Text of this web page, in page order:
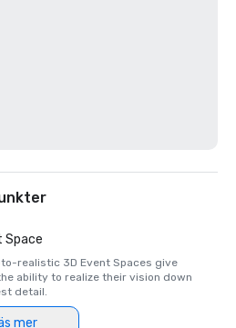
Space
realistic 3D Event Spaces give
ability to realize their vision down
detail.
mer